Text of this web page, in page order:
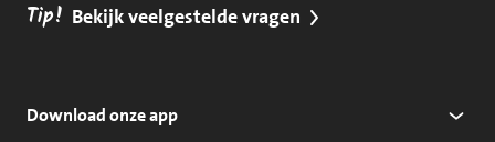
Tip! Bekijk veelgestelde vragen
Download onze app